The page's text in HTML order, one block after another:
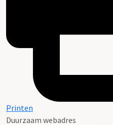
Printen
Duurzaam webadres